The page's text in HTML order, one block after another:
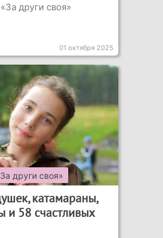
други своя»
01 октября 2025
други своя»
катамараны,
и 58 счастливых